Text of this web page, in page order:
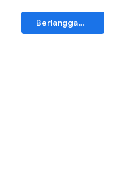
Berlangganan